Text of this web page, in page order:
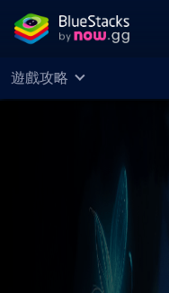
遊戲攻略